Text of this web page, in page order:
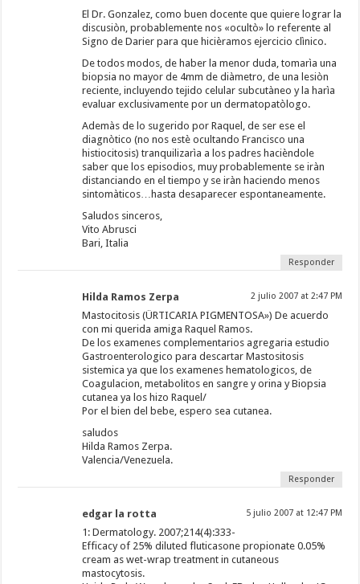
El Dr. Gonzalez, como buen docente que quiere lograr la
discusiòn, probablemente nos «ocultò» lo referente al
Signo de Darier para que hicièramos ejercicio clìnico.
De todos modos, de haber la menor duda, tomarìa una
biopsia no mayor de 4mm de diàmetro, de una lesiòn
reciente, incluyendo tejido celular subcutàneo y la harìa
evaluar exclusivamente por un dermatopatòlogo.
Ademàs de lo sugerido por Raquel, de ser ese el
diagnòtico (no nos estè ocultando Francisco una
histiocitosis) tranquilizarìa a los padres hacièndole
saber que los episodios, muy probablemente se iràn
distanciando en el tiempo y se iràn haciendo menos
sintomàticos…hasta desaparecer espontaneamente.
Saludos sinceros,
Vito Abrusci
Bari, Italia
Responder
Hilda Ramos Zerpa 2 julio 2007 at 2:47 PM
Mastocitosis (ÜRTICARIA PIGMENTOSA») De acuerdo
con mi querida amiga Raquel Ramos.
De los examenes complementarios agregaria estudio
Gastroenterologico para descartar Mastositosis
sistemica ya que los examenes hematologicos, de
Coagulacion, metabolitos en sangre y orina y Biopsia
cutanea ya los hizo Raquel/
Por el bien del bebe, espero sea cutanea.
saludos
Hilda Ramos Zerpa.
Valencia/Venezuela.
Responder
edgar la rotta 5 julio 2007 at 12:47 PM
1: Dermatology. 2007;214(4):333-
Efficacy of 25% diluted fluticasone propionate 0.05%
cream as wet-wrap treatment in cutaneous
mastocytosis.